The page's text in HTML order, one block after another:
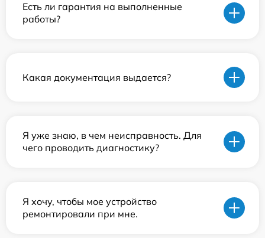
Есть ли гарантия на выполненные
работы?
Какая документация выдается?
Я уже знаю, в чем неисправность. Для
чего проводить диагностику?
Я хочу, чтобы мое устройство
ремонтировали при мне.